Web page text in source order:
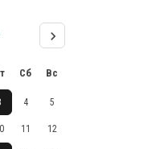
Сб Вс
4 5
11 12